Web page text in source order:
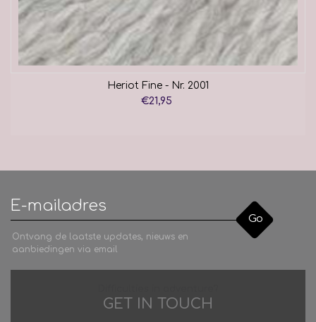
Heriot Fine - Nr. 2001
€21,95
Go
Ontvang de laatste updates, nieuws en
aanbiedingen via email
GET IN TOUCH